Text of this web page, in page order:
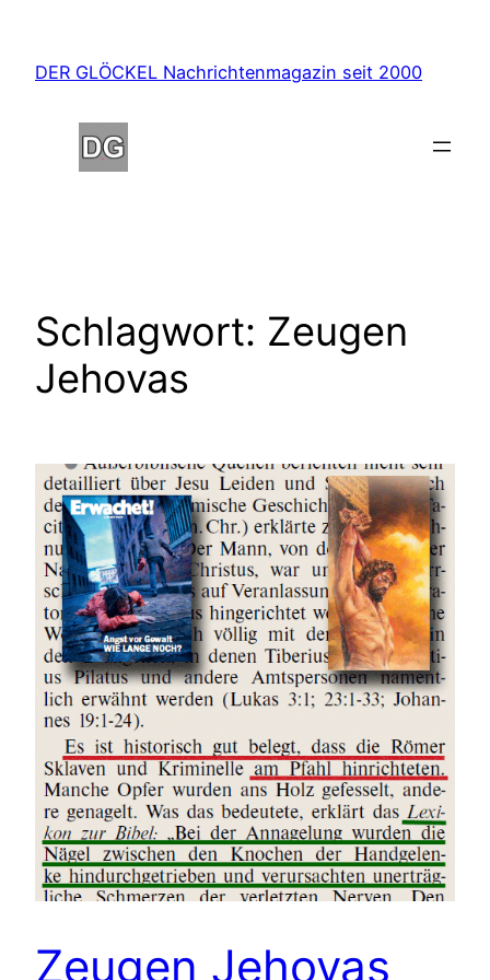
springen
DER GLÖCKEL Nachrichtenmagazin seit 2000
Schlagwort: Zeugen
Jehovas
Zeugen Jehovas